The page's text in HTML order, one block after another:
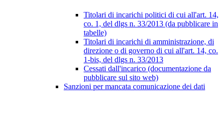
Titolari di incarichi politici di cui all'art. 14,
co. 1, del dlgs n. 33/2013 (da pubblicare in
tabelle)
Titolari di incarichi di amministrazione, di
direzione o di governo di cui all'art. 14, co.
1-bis, del dlgs n. 33/2013
Cessati dall'incarico (documentazione da
pubblicare sul sito web)
Sanzioni per mancata comunicazione dei dati